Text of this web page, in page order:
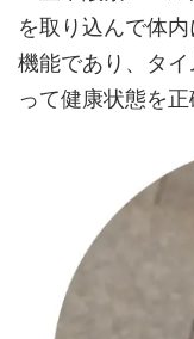
を取り込んで体
機能であり、タ
って健康状態を正